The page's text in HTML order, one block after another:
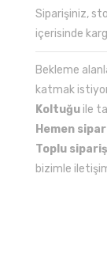
Siparişiniz,
içerisinde
Bekleme
katmak
Koltuğu ile
Hemen
Toplu
bizimle